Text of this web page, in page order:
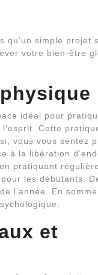
qu’un simple projet
votre bien-être
idéal pour
Cette
vous vous sentez
la libération
pratiquant
les débutants.
l’année. En
et